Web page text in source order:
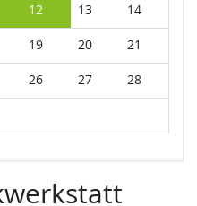
12 13 14
19 20 21
26 27 28